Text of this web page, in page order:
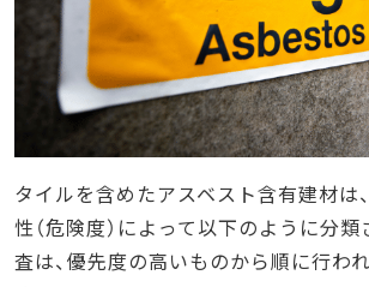
タイルを含めたアスベスト含有建材は
性（危険度）によって以下のように分
査は、優先度の高いものから順に行わ